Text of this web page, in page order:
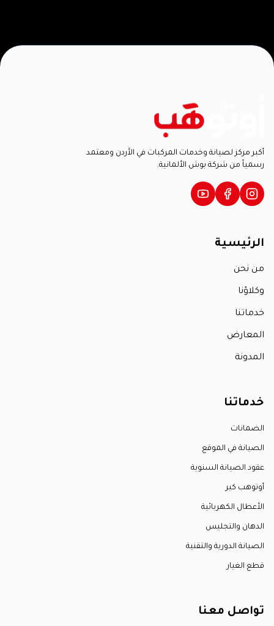
أكبر مركز لصيانة وخدمات المركبات في الأردن ومعتمد
رسمياً من شركة بوش الألمانية.
الرئيسية
من نحن
وكلاؤنا
خدماتنا
المعارض
المدونة
خدماتنا
الضمانات
الصيانة في الموقع
عقود الصيانة السنوية
أوتوهب كير
الأعطال الكهربائية
الدهان والتجليس
الصيانة الدورية والتقنية
قطع الغيار
تواصل معنا